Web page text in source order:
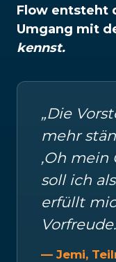
Flow entsteht
Umgang mit
kennst.
„Die
mehr
‚Oh
soll ich
erfüllt
— Jemi,